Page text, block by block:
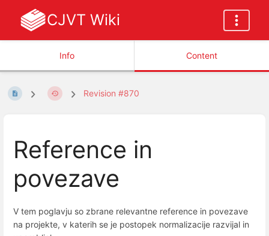
CJVT Wiki
Info Content
Revision #870
Reference in
povezave
V tem poglavju so zbrane relevantne reference in povezave
na projekte, v katerih se je postopek normalizacije razvijal in